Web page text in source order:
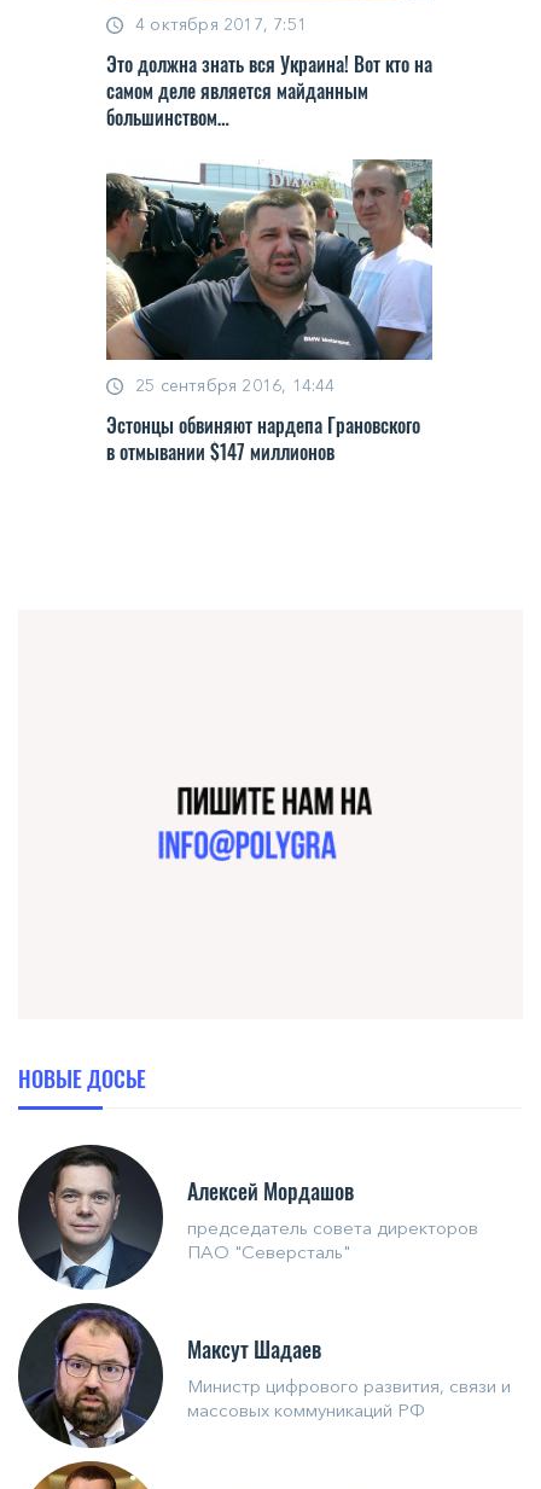
4 октября 2017, 7:51
Это должна знать вся Украина! Вот кто на
самом деле является майданным
большинством…
25 сентября 2016, 14:44
Эстонцы обвиняют нардепа Грановского
в отмывании $147 миллионов
НОВЫЕ ДОСЬЕ
Алексей Мордашов
председатель совета директоров
ПАО "Северсталь"
Максут Шадаев
Министр цифрового развития, связи и
массовых коммуникаций РФ